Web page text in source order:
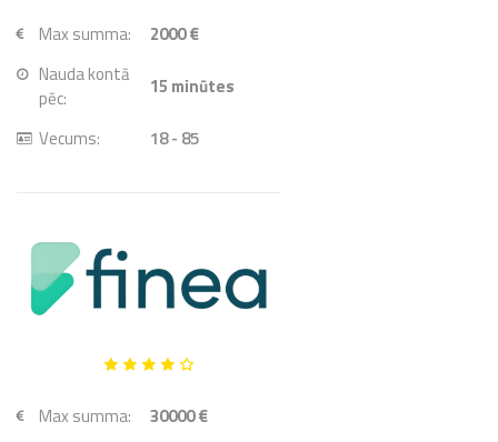
Max summa:
2000 €
Nauda kontā
pēc:
15 minūtes
Vecums: 18 - 85
Max summa:
30000 €